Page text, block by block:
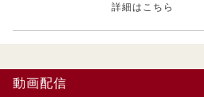
詳細はこちら
動画配信